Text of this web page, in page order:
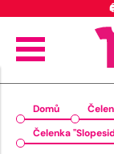
Domů
Čelenka